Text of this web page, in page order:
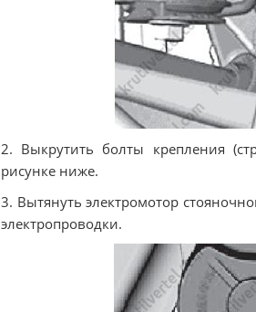
2. Выкрутить болты крепления
рисунке ниже.
3. Вытянуть электромотор
электропроводки.